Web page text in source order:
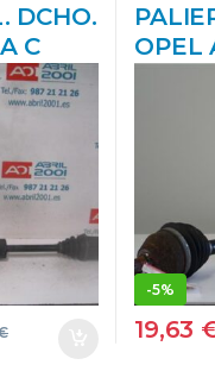
DCHO.
C
16V Z
OPEL
-5%
19,63